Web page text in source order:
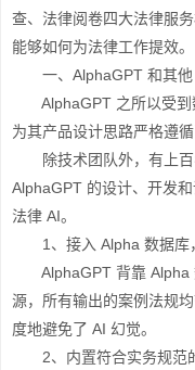
查、法律阅卷四大法律服
能够如何为法律工作提效。
一、AlphaGPT 和其他
AlphaGPT 之所以受到
为其产品设计思路严格遵循
除技术团队外，有上百
AlphaGPT 的设计、开发
法律 AI。
1、接入 Alpha 数据库
AlphaGPT 背靠 Alpha
源，所有输出的案例法规
度地避免了 AI 幻觉。
2、内置符合实务规范的